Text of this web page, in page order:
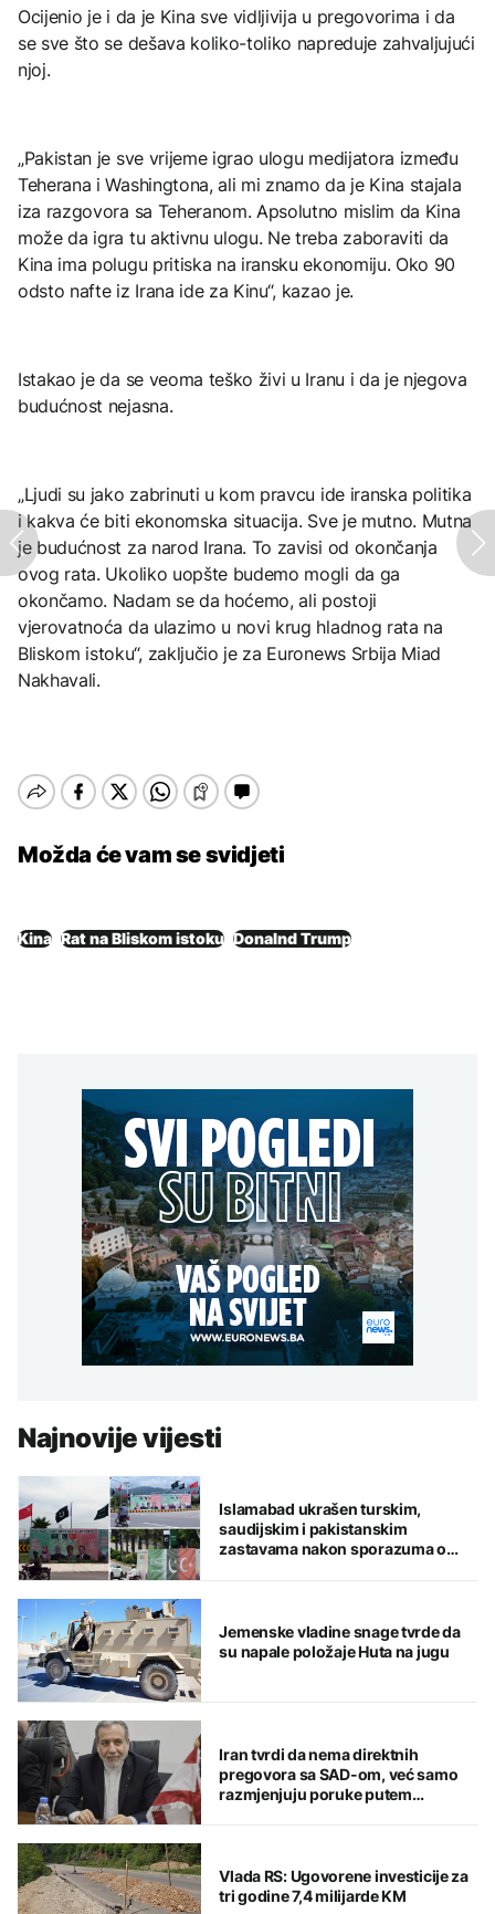
Ocijenio je i da je Kina sve vidljivija u pregovorima i da
se sve što se dešava koliko-toliko napreduje zahvaljujući
njoj.
„Pakistan je sve vrijeme igrao ulogu medijatora između
Teherana i Washingtona, ali mi znamo da je Kina stajala
iza razgovora sa Teheranom. Apsolutno mislim da Kina
može da igra tu aktivnu ulogu. Ne treba zaboraviti da
Kina ima polugu pritiska na iransku ekonomiju. Oko 90
odsto nafte iz Irana ide za Kinu“, kazao je.
Istakao je da se veoma teško živi u Iranu i da je njegova
budućnost nejasna.
„Ljudi su jako zabrinuti u kom pravcu ide iranska politika
i kakva će biti ekonomska situacija. Sve je mutno. Mutna
je budućnost za narod Irana. To zavisi od okončanja
ovog rata. Ukoliko uopšte budemo mogli da ga
okončamo. Nadam se da hoćemo, ali postoji
vjerovatnoća da ulazimo u novi krug hladnog rata na
Bliskom istoku“, zaključio je za Euronews Srbija Miad
Nakhavali.
Možda će vam se svidjeti
Kina Rat na Bliskom istoku Donalnd Trump
Najnovije vijesti
Islamabad ukrašen turskim,
saudijskim i pakistanskim
zastavama nakon sporazuma o
Jemenske vladine snage tvrde da
su napale položaje Huta na jugu
Iran tvrdi da nema direktnih
pregovora sa SAD-om, već samo
razmjenjuju poruke putem
Vlada RS: Ugovorene investicije za
tri godine 7,4 milijarde KM